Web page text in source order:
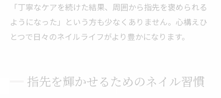
「丁寧なケアを続けた結果、周囲から指先を褒められる
ようになった」という方も少なくありません。心構えひ
とつで日々のネイルライフがより豊かになります。
指先を輝かせるためのネイル習慣